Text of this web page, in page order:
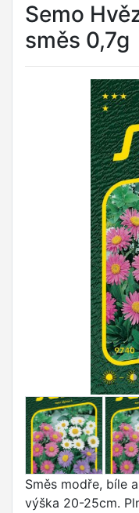
Semo
směs 0,7g
Směs modře, bíle
výška 20-25cm.